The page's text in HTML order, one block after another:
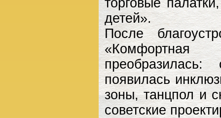
детей».
После
«Комфортная
появилась
зоны, танцпол и
советские